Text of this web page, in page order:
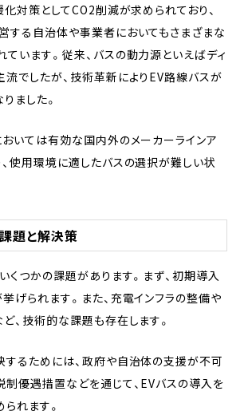
対策としてCO2削減が求められており、
する自治体や事業者においてもさまざまな
います。従来、バスの動力源といえばディ
流でしたが、技術革新によりEV路線バスが
ました。
おいては有効な国内外のメーカーラインア
使用環境に適したバスの選択が難しい状
題と解決策
くつかの課題があります。まず、初期導入
げられます。また、充電インフラの整備や
、技術的な課題も存在します。
するためには、政府や自治体の支援が不可
制優遇措置などを通じて、EVバスの導入を
れます。